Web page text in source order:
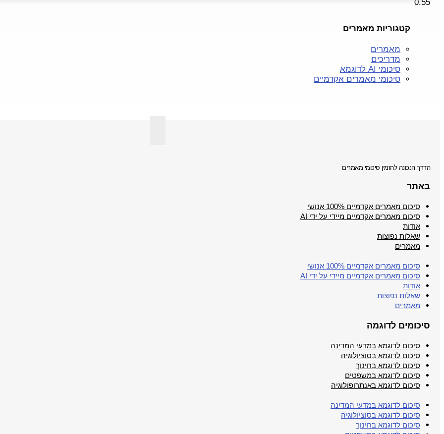
קטגוריות מאמרים
מאמרים
מדריכים
סיכומי AI לדוגמא
סיכומי מאמרים אקדמיים
הדרך הנכונה להזמין סיכומי מאמרים
באתר
סיכום מאמרים אקדמיים 100% אנושי
סיכום מאמרים אקדמיים מיידי על ידי AI
אודות
שאלות נפוצות
מאמרים
סיכום מאמרים אקדמיים 100% אנושי
סיכום מאמרים אקדמיים מיידי על ידי AI
אודות
שאלות נפוצות
מאמרים
סיכומים לדוגמה
סיכום לדוגמא במדעי המדינה
סיכום לדוגמא בסוציולוגיה
סיכום לדוגמא בחינוך
סיכום לדוגמא במשפטים
סיכום לדוגמא באנתרופולוגיה
סיכום לדוגמא במדעי המדינה
סיכום לדוגמא בסוציולוגיה
סיכום לדוגמא בחינוך